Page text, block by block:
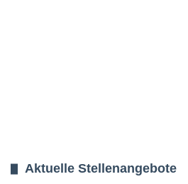
Aktuelle Stellenangebote